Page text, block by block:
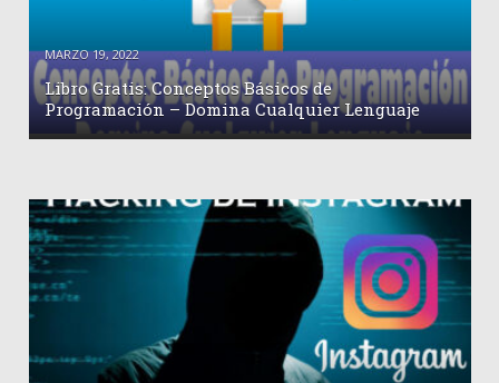
MARZO 19, 2022
Libro Gratis: Conceptos Básicos de
Programación – Domina Cualquier Lenguaje